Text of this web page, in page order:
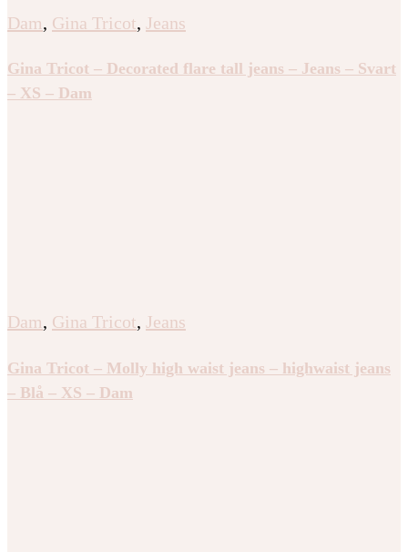
Dam, Gina Tricot, Jeans
Gina Tricot – Decorated flare tall jeans – Jeans – Svart
– XS – Dam
Dam, Gina Tricot, Jeans
Gina Tricot – Molly high waist jeans – highwaist jeans
– Blå – XS – Dam